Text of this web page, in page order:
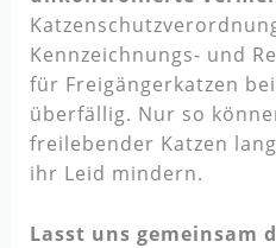
Kennzeichnungs- und
für Freigängerkatzen
überfällig. Nur so
freilebender Katzen
ihr Leid mindern.
Lasst uns gemeinsam